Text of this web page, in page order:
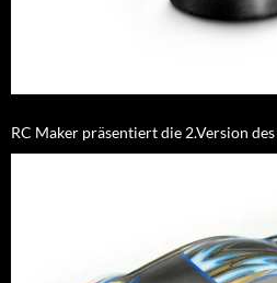
RC Maker präsentiert die 2.Version